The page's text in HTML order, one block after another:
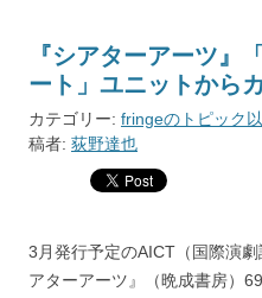
『シアターアーツ』
ート」ユニットから
カテゴリー: fringeのトピック
稿者: 荻野達也
3月発行予定のAICT（国際演
アターアーツ』（晩成書房）